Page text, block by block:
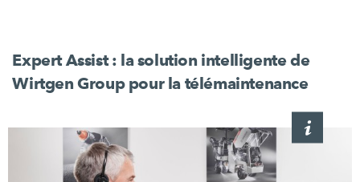
Expert Assist : la solution intelligente de
Wirtgen Group pour la télémaintenance